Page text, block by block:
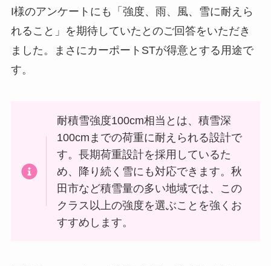
I様のアンケートにも「強度、雨、風、雪に耐えら
れること」を期待していたとのご回答をいただき
ました。まさにカーポートSTが得意とする用途で
す。
耐積雪強度100cm相当とは、積雪深
100cmまでの荷重に耐えられる設計で
す。長期荷重設計を採用しているた
め、降り続く雪にも対応できます。秋
田市など積雪量の多い地域では、この
クラス以上の強度を選ぶことを強くお
すすめします。